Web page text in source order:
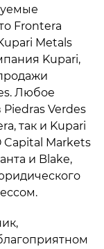
Frontera
Metals
Kupari,
Любое
Verdes
так и Kupari
Capital Markets
и Blake,